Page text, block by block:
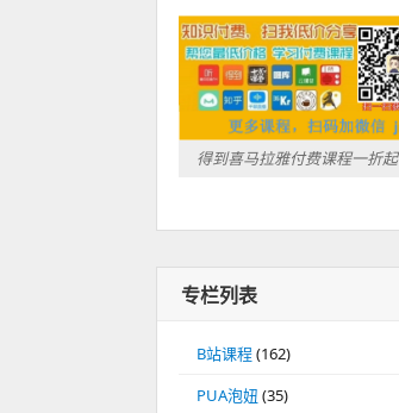
得到喜马拉雅付费课程一折起
专栏列表
B站课程(162)
PUA泡妞 (35)